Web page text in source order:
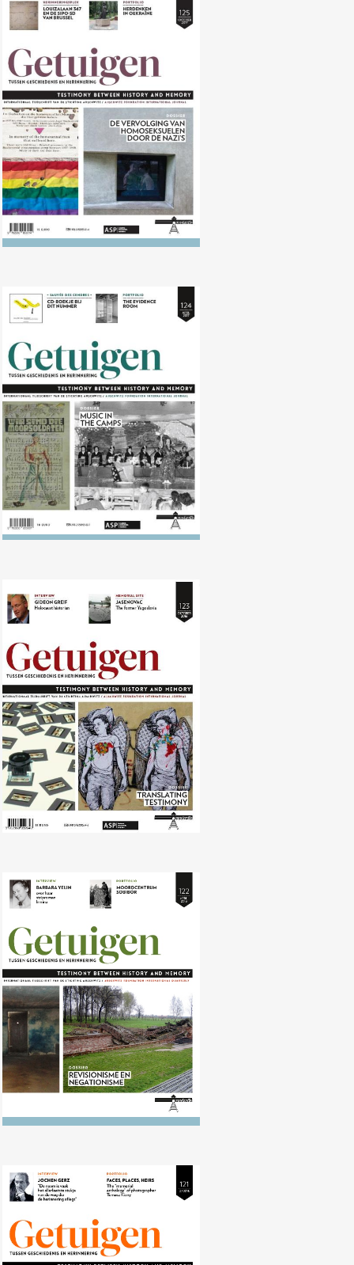
Nr. 125 (10/2017) Vervolging van
homoseksuelen door de nazi's
Nr. 124 (04/2017) Muziek in de
kampen
Nr. 123 (10/2016) Translating
Memory
Nr. 122 (04/2016) Revisionisme en
negationisme
Nr. 121 (10/2015) Extreem geweld
op/in scène